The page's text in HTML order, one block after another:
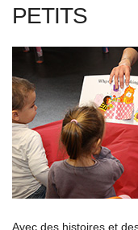
PETITS
Avec des histoires et